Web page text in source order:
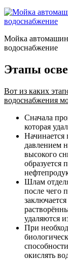
Мойка автомашин
водоснабжение
Этапы
Вот из каких
водоснабжения
Сначала
которая
Начинается
давлением
высокого
образуется
Шлам
после чего
удаляются
При
окислять